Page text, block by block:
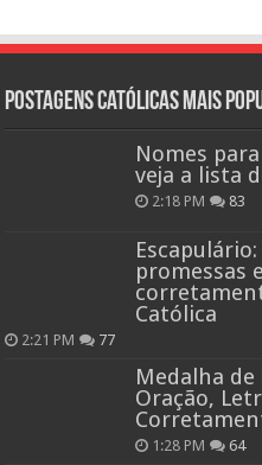
Postagens católicas mais
Nomes
veja a lista
2:18 PM 83
promessas
Católica
2:21 PM 77
Medalha de
Oração,
1:28 PM 64